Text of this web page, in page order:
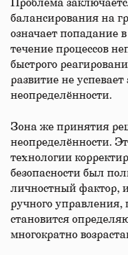
Проблема
балансирования на
означает попадание
течение процессов
быстрого
развитие не
неопределённости.
Зона же принятия
неопределённости.
технологии
безопасности был
личностный фактор,
ручного управления,
становится
многократно